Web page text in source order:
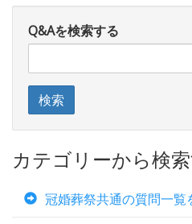
Q&Aを検索する
カテゴリーから検
冠婚葬祭共通の質問一覧